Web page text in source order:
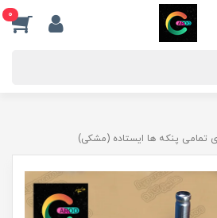
0
تمامی پنکه ها ایستاده (مشکی)